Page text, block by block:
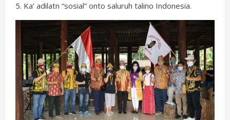
5. Ka’ adilatn “sosial” onto saluruh talino Indonesia.